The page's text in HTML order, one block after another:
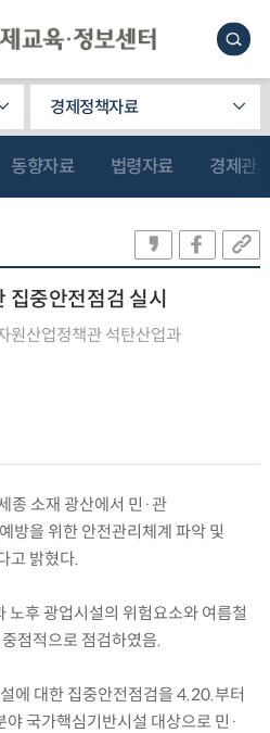
경제정책자료
동향자료 법령자료 경제관
집중안전점검 실시
원산업정책관 석탄산업과
종 소재 광산에서 민·관
방을 위한 안전관리체계 파악 및
고 밝혔다.
노후 광업시설의 위험요소와 여름철
점적으로 점검하였음.
에 대한 집중안전점검을 4.20.부터
국가핵심기반시설 대상으로 민·